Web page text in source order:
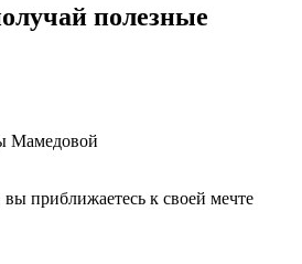
полезные
Мамедовой
приближаетесь к своей мечте